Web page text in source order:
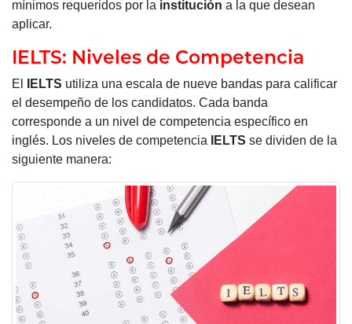
mínimos requeridos por la institución a la que desean
aplicar.
IELTS: Niveles de Competencia
El IELTS utiliza una escala de nueve bandas para calificar
el desempeño de los candidatos. Cada banda
corresponde a un nivel de competencia específico en
inglés. Los niveles de competencia
IELTS se dividen de la
siguiente manera: